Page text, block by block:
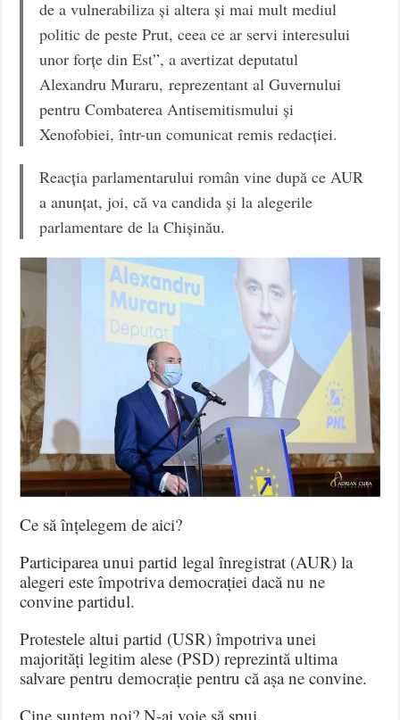
de a vulnerabiliza și altera și mai mult mediul
politic de peste Prut, ceea ce ar servi interesului
unor forțe din Est”, a avertizat deputatul
Alexandru Muraru, reprezentant al Guvernului
pentru Combaterea Antisemitismului și
Xenofobiei, într-un comunicat remis redacției.
Reacția parlamentarului român vine după ce AUR
a anunțat, joi, că va candida și la alegerile
parlamentare de la Chișinău.
Ce să înțelegem de aici?
Participarea unui partid legal înregistrat (AUR) la
alegeri este împotriva democrației dacă nu ne
convine partidul.
Protestele altui partid (USR) împotriva unei
majorități legitim alese (PSD) reprezintă ultima
salvare pentru democrație pentru că așa ne convine.
Cine suntem noi? N-ai voie să spui.